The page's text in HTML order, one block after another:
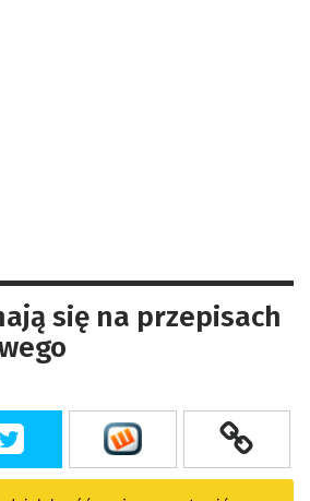
się na przepisach